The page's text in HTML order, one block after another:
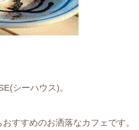
シーハウス)。
すすめのお洒落なカフェです。